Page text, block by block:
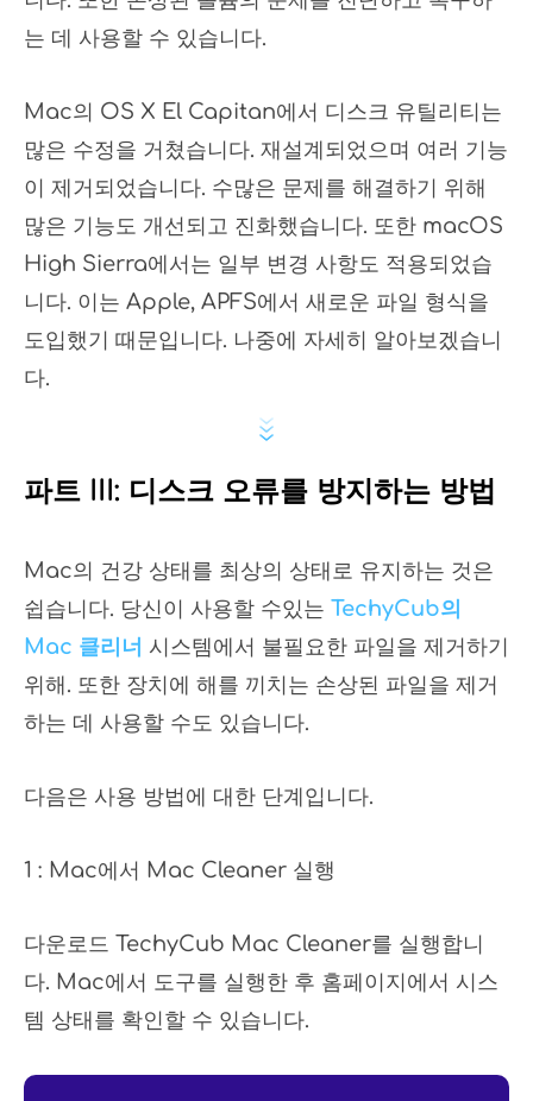
는 데 사용할 수 있습니다.
Mac의 OS X El Capitan에서 디스크 유틸리티는
많은 수정을 거쳤습니다. 재설계되었으며 여러 기능
이 제거되었습니다. 수많은 문제를 해결하기 위해
많은 기능도 개선되고 진화했습니다. 또한 macOS
High Sierra에서는 일부 변경 사항도 적용되었습
니다. 이는 Apple, APFS에서 새로운 파일 형식을
도입했기 때문입니다. 나중에 자세히 알아보겠습니
다.
파트 III: 디스크 오류를 방지하는 방법
Mac의 건강 상태를 최상의 상태로 유지하는 것은
쉽습니다. 당신이 사용할 수있는 TechyCub의
Mac 클리너 시스템에서 불필요한 파일을 제거하기
위해. 또한 장치에 해를 끼치는 손상된 파일을 제거
하는 데 사용할 수도 있습니다.
다음은 사용 방법에 대한 단계입니다.
1 : Mac에서 Mac Cleaner 실행
다운로드 TechyCub Mac Cleaner를 실행합니
다. Mac에서 도구를 실행한 후 홈페이지에서 시스
템 상태를 확인할 수 있습니다.